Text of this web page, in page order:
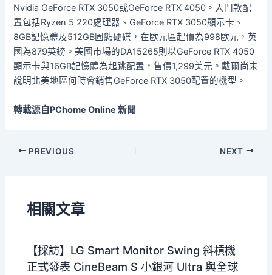
Nvidia GeForce RTX 3050或GeForce RTX 4050。入門款配
置包括Ryzen 5 220處理器、GeForce RTX 3050顯示卡、
8GB記憶體及512GB固態硬碟，在歐元區起價為998歐元，英
國為879英鎊。美國市場的DA15265則以GeForce RTX 4050
顯示卡與16GB記憶體為起跳配置，售價1,299美元。戴爾尚未
說明北美地區何時會銷售GeForce RTX 3050配置的機型。
轉載源自PChome Online 新聞
PREVIOUS NEXT
相關文章
【採訪】LG Smart Monitor Swing 斜槓機
正式發表 CineBeam S 小銀河 Ultra 與全球